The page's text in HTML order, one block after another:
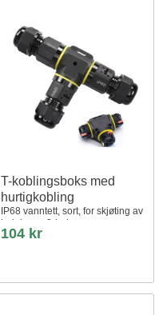
T-koblingsboks med
hurtigkobling
IP68 vanntett, sort, for skjøting av
ledninger, 3-leder
104 kr